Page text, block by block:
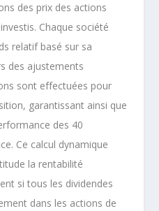
des prix des actions
Chaque société
relatif basé sur sa
des ajustements
sont effectuées pour
garantissant ainsi que
des 40
Ce calcul dynamique
la rentabilité
si tous les dividendes
dans les actions de